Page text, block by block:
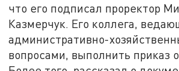
что его подписал проректор
Казмерчук. Его коллега,
административно-
вопросами, выполнить приказ